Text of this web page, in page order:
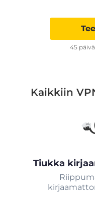
45
Kaikkiin
Tiukka